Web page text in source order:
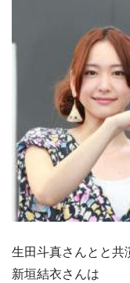
生田斗真さんとと共
新垣結衣さんは